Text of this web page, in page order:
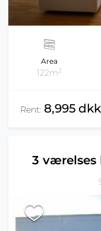
Area
122m2
Rent: 8,995
3 værelses